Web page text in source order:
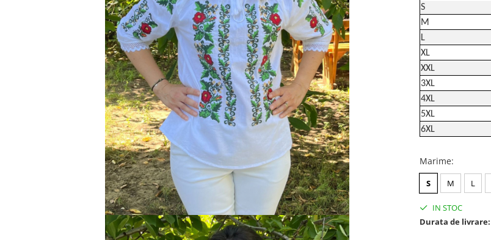
S
M
L
XL
XXL
3XL
4XL
5XL
6XL
Marime:
S M L
IN STOC
Durata de livrare: